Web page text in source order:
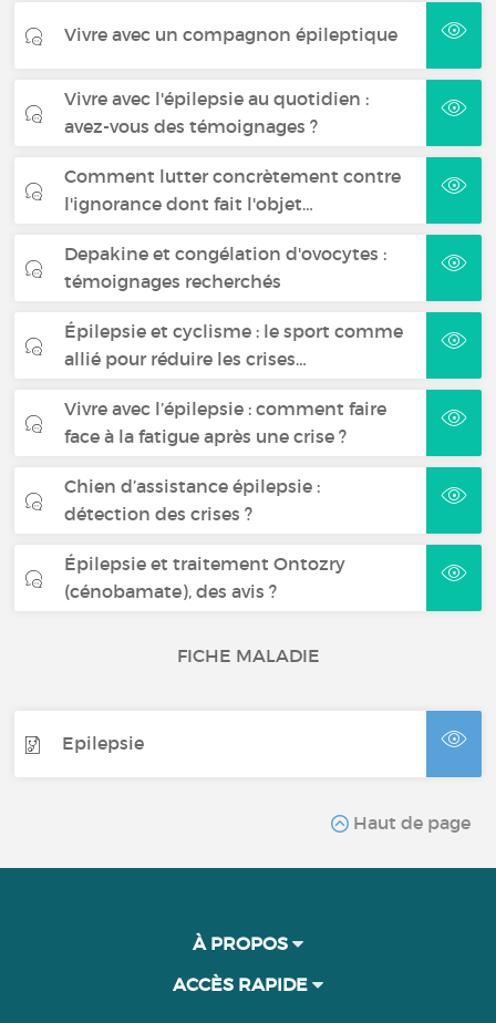
Vivre avec un compagnon épileptique
Vivre avec l'épilepsie au quotidien :
avez-vous des témoignages ?
Comment lutter concrètement contre
l'ignorance dont fait l'objet…
Depakine et congélation d'ovocytes :
témoignages recherchés
Épilepsie et cyclisme : le sport comme
allié pour réduire les crises…
Vivre avec l’épilepsie : comment faire
face à la fatigue après une crise ?
Chien d’assistance épilepsie :
détection des crises ?
Épilepsie et traitement Ontozry
(cénobamate), des avis ?
FICHE MALADIE
Epilepsie
Haut de page
À PROPOS
ACCÈS RAPIDE